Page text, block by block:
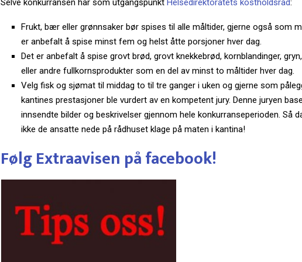
Frukt, bær eller grønnsaker bør spises til alle måltider, gjerne også som
er anbefalt å spise minst fem og helst åtte porsjoner hver dag.
Det er anbefalt å spise grovt brød, grovt knekkebrød, kornblandinger,
eller andre fullkornsprodukter som en del av minst to måltider hver dag.
Velg fisk og sjømat til middag to til tre ganger i uken og gjerne som
kantines prestasjoner ble vurdert av en kompetent jury. Denne juryen
innsendte bilder og beskrivelser gjennom hele konkurranseperioden. Så
ikke de ansatte nede på rådhuset klage på maten i kantina!
Følg Extraavisen på facebook!